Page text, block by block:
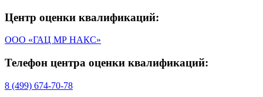
Центр оценки квалификаций:
ООО «ГАЦ МР НАКС»
Телефон центра оценки квалификаций:
8 (499) 674-70-78